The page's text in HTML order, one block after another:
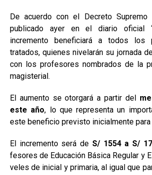
De acuerdo con el Decre­to Supremo
publicado ayer en el dia­rio oficial
incremento beneficiará a todos los
tratados, quienes nivela­rán su jornada
con los profesores nombrados de la
magisterial.
El aumento se otorgará a partir del
este año, lo que representa un
este beneficio previsto ini­cialmente para
El incremento será de S/ 1554 a S/
fesores de Educación Básica Regular y
veles de inicial y primaria, al igual que